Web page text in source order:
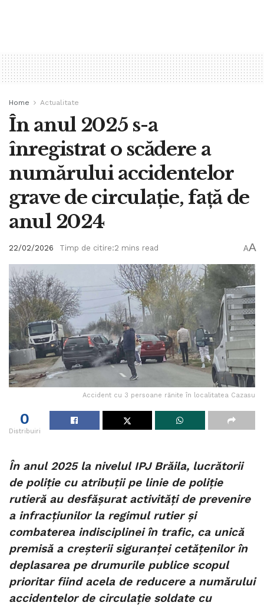
Home Actualitate
În anul 2025 s-a
înregistrat o scădere a
numărului accidentelor
grave de circulație, față de
anul 2024
22/02/2026 Timp de citire:2 mins read AA
Accident cu 3 persoane rănite în localitatea Cazasu
0
Distribuiri
În anul 2025 la nivelul IPJ Brăila, lucrătorii
de poliție cu atribuții pe linie de poliție
rutieră au desfășurat activități de prevenire
a infracțiunilor la regimul rutier și
combaterea indisciplinei în trafic, ca unică
premisă a creșterii siguranței cetățenilor în
deplasarea pe drumurile publice scopul
prioritar fiind acela de reducere a numărului
accidentelor de circulație soldate cu